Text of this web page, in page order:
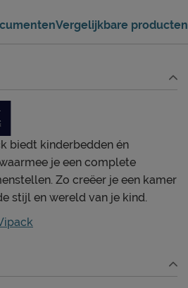
Vergelijkbare producten
biedt kinderbedden én
je een complete
Zo creëer je een kamer
stijl en wereld van je kind.